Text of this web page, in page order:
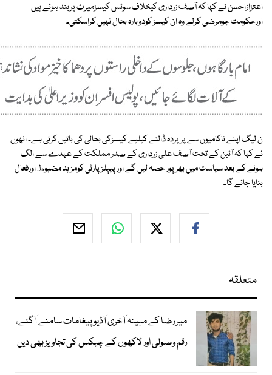
اعتزازاحسن نے کہا کہ آصف زرداری کیخلاف سوئس کیسزمیرٹ پربند ہوئے ہیں
اورحکومت جومرضی کرلے وہ ان کیسز کودوبارہ بحال نہیں کراسکتی۔
ن لیگ اپنے ناکامیوں سے پر پردہ ڈالنے کیلیے کیسزکی بحالی کی باتیں کرتی ہے۔ انھوں
نے کہا کہ آئین کے تحت آصف علی زرداری کے صدر مملکت کے عہدے سے الگ
ہونے کے بعد سیاست میں بھر پور حصہ لیں گے اور پیپلزپارٹی کومزید مضبوط اورفعال
بنایا جائے گا۔
متعلقہ
میر رضا کے مبینہ آخری آڈیو پیغامات سامنے آگئے،
رقم وصولی اور لاکھوں کے چیکس کی تجاویز بھی دیں